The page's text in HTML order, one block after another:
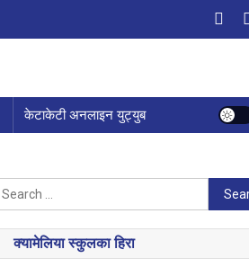
केटाकेटी अनलाइन युट्युब
Search
for:
क्यामेलिया स्कुलका हिरा